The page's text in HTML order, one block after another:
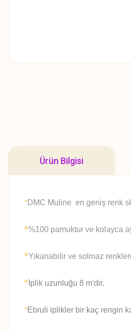
Ürün Bilgisi
*DMC Muline en geniş renk
*%100 pamuktur ve kolayca
*Yıkanabilir ve solmaz
* İplik uzunluğu 8 m'dir.
*Ebruli iplikler bir kaç rengin